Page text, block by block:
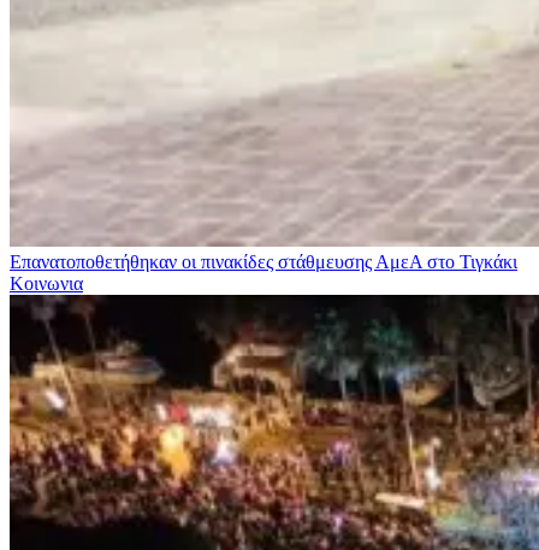
Επανατοποθετήθηκαν οι πινακίδες στάθμευσης ΑμεΑ στο Τιγκάκι
Κοινωνια